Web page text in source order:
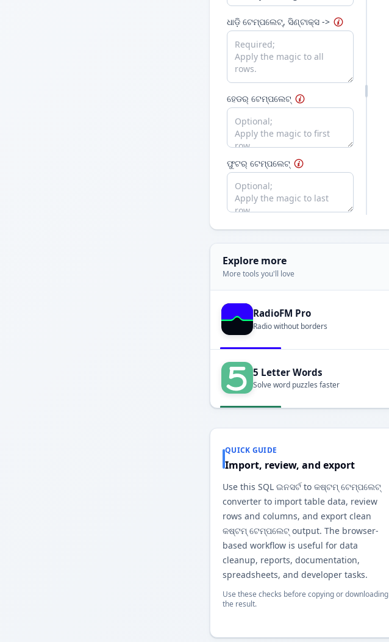
ଧାଡ଼ି ଟେମ୍ପଲେଟ୍, ସିଣ୍ଟାକ୍ସ ->
ହେଡର୍ ଟେମ୍ପଲେଟ୍
ଫୁଟର୍ ଟେମ୍ପଲେଟ୍
Explore more
More tools you'll love
RadioFM Pro
Radio without borders
5 Letter Words
Solve word puzzles faster
QUICK GUIDE
Import, review, and export
Use this SQL ଇନସର୍ଟ to କଷ୍ଟମ୍ ଟେମ୍ପଲେଟ୍
converter to import table data, review
rows and columns, and export clean
କଷ୍ଟମ୍ ଟେମ୍ପଲେଟ୍ output. The browser-
based workflow is useful for data
cleanup, reports, documentation,
spreadsheets, and developer tasks.
Use these checks before copying or downloading
the result.